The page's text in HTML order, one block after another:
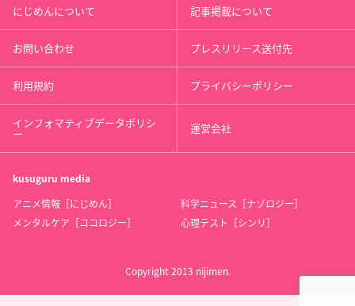
にじめんについて 記事掲載について
お問い合わせ プレスリリース送付先
利用規約 プライバシーポリシー
インフォマティブデータポリシ
ー 運営会社
kusuguru media
アニメ情報［にじめん］
科学ニュース［ナゾロジー］
メンタルケア［ココロジー］
心理テスト［シンリ］
Copyright 2013 nijimen.